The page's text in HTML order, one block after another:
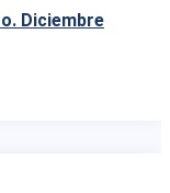
Diciembre